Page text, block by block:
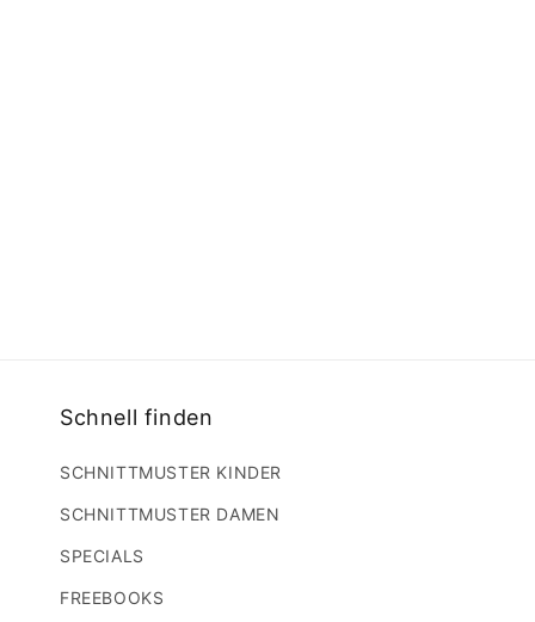
Schnell finden
SCHNITTMUSTER KINDER
SCHNITTMUSTER DAMEN
SPECIALS
FREEBOOKS